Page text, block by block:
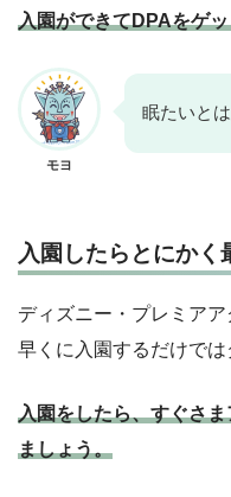
入園ができてDPAをゲ
モヨ
眠たいと
入園したらとにかく
ディズニー・プレミア
早くに入園するだけでは
入園をしたら、すぐさ
ましょう。